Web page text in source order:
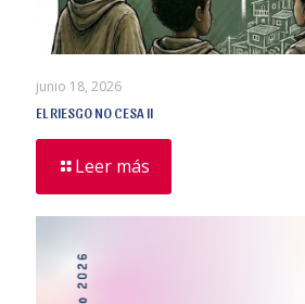
junio 18, 2026
EL RIESGO NO CESA II
Leer más